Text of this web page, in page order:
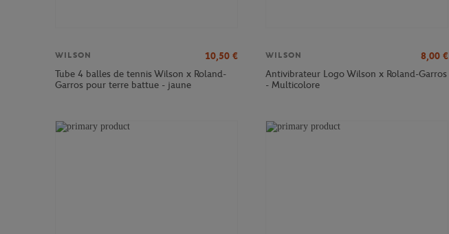
WILSON 10,50 €
Tube 4 balles de tennis Wilson x Roland-
Garros pour terre battue - jaune
WILSON 8,00 €
Antivibrateur Logo Wilson x Roland-Garros
- Multicolore